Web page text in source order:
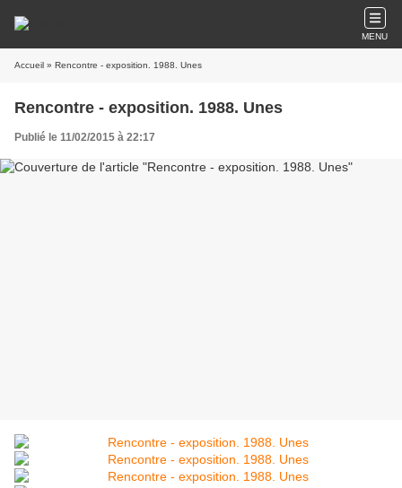
MENU
Accueil » Rencontre - exposition. 1988. Unes
Rencontre - exposition. 1988. Unes
Publié le 11/02/2015 à 22:17